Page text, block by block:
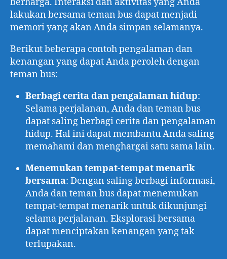
lakukan bersama teman bus dapat menjadi
memori yang akan Anda simpan selamanya.
Berikut beberapa contoh pengalaman dan
kenangan yang dapat Anda peroleh dengan
teman bus:
Berbagi cerita dan pengalaman hidup:
Selama perjalanan, Anda dan teman bus
dapat saling berbagi cerita dan pengalaman
hidup. Hal ini dapat membantu Anda saling
memahami dan menghargai satu sama lain.
Menemukan tempat-tempat menarik
bersama: Dengan saling berbagi informasi,
Anda dan teman bus dapat menemukan
tempat-tempat menarik untuk dikunjungi
selama perjalanan. Eksplorasi bersama
dapat menciptakan kenangan yang tak
terlupakan.